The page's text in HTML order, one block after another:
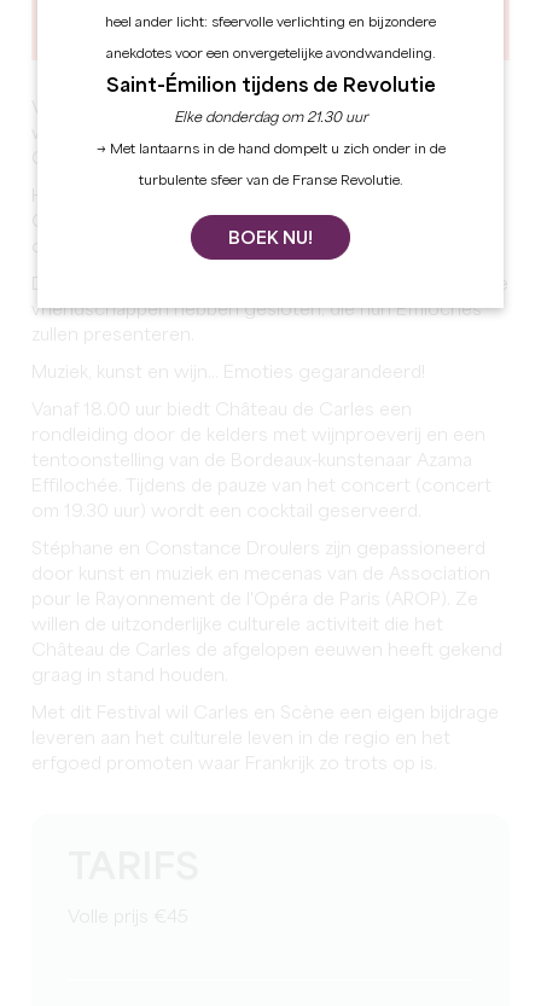
Voor de 5e editie van het Festival Musical de Carles zijn
Carles voor een uitzonderlijk concert.
Château de Carles en zijn kelders te (her)ontdekken en
onze wijnen te proeven.
vriendschappen hebben gesloten, die hun Effilochés
zullen presenteren.
Muziek, kunst en wijn... Emoties gegarandeerd!
Vanaf 18.00 uur biedt Château de Carles een
rondleiding door de kelders met wijnproeverij en een
tentoonstelling van de Bordeaux-kunstenaar Azama
Effilochée. Tijdens de pauze van het concert (concert
om 19.30 uur) wordt een cocktail geserveerd.
Stéphane en Constance Droulers zijn gepassioneerd
door kunst en muziek en mecenas van de Association
pour le Rayonnement de l'Opéra de Paris (AROP). Ze
willen de uitzonderlijke culturele activiteit die het
Château de Carles de afgelopen eeuwen heeft gekend
graag in stand houden.
Met dit Festival wil Carles en Scène een eigen bijdrage
leveren aan het culturele leven in de regio en het
erfgoed promoten waar Frankrijk zo trots op is.
heel ander licht: sfeervolle verlichting en bijzondere
anekdotes voor een onvergetelijke avondwandeling.
Saint-Émilion tijdens de Revolutie
Elke donderdag om 21.30 uur
→ Met lantaarns in de hand dompelt u zich onder in de
turbulente sfeer van de Franse Revolutie.
BOEK NU!